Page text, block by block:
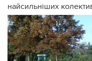
найсильніших